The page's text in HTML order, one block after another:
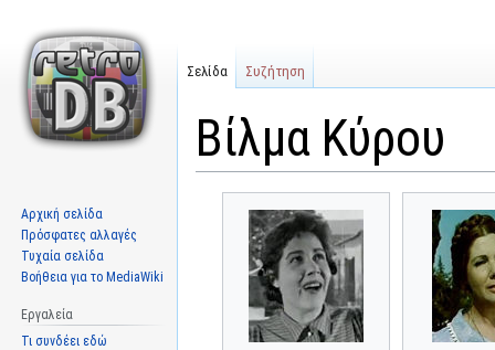
Βίλμα Κύρου
πλοήγηση
αναζήτηση
Σελίδα Συζήτηση
Αρχική σελίδα
Πρόσφατες αλλαγές
Τυχαία σελίδα
Βοήθεια για το MediaWiki
Εργαλεία
Τι συνδέει εδώ